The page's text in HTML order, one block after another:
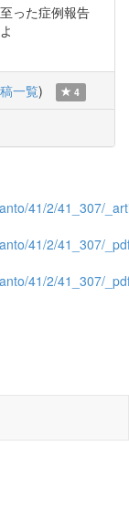
った症例報告
一覧) 4
41/2/41_307/
41/2/41_307/
41/2/41_307/